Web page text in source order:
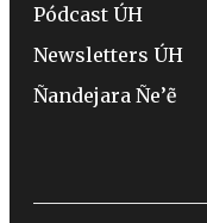
Pódcast ÚH
Newsletters ÚH
Ñandejara Ñe’ẽ